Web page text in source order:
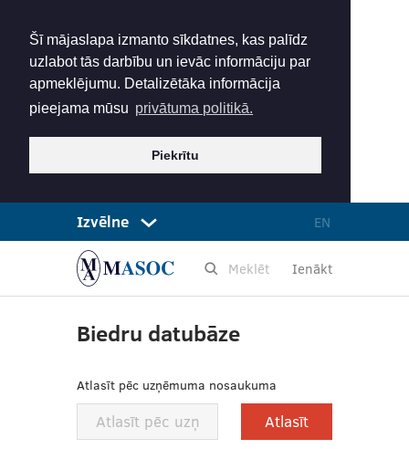
Šī mājaslapa izmanto sīkdatnes, kas palīdz
uzlabot tās darbību un ievāc informāciju par
apmeklējumu. Detalizētāka informācija
pieejama mūsu privātuma politikā.
Piekrītu
Izvēlne EN
Ienākt
Biedru datubāze
Atlasīt pēc uzņēmuma nosaukuma